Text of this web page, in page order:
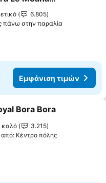
Ihg
τιμών 6.805
πάνω στην παραλία
Εμφάνιση τιμών
στα αγαπημένα
Bora Bora
καλό
3.215
από: Κέντρο πόλης